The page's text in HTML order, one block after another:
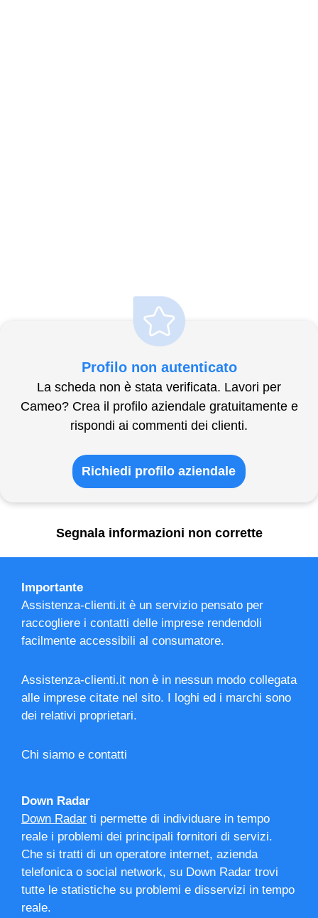
Profilo non autenticato
La scheda non è stata verificata. Lavori per
Cameo? Crea il profilo aziendale gratuitamente e
rispondi ai commenti dei clienti.
Richiedi profilo aziendale
Segnala informazioni non corrette
Importante
Assistenza-clienti.it è un servizio pensato per
raccogliere i contatti delle imprese rendendoli
facilmente accessibili al consumatore.
Assistenza-clienti.it non è in nessun modo collegata
alle imprese citate nel sito. I loghi ed i marchi sono
dei relativi proprietari.
Chi siamo e contatti
Down Radar
Down Radar ti permette di individuare in tempo
reale i problemi dei principali fornitori di servizi.
Che si tratti di un operatore internet, azienda
telefonica o social network, su Down Radar trovi
tutte le statistiche su problemi e disservizi in tempo
reale.